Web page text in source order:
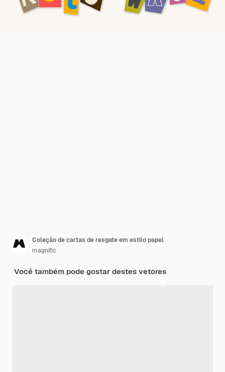
Coleção de cartas de resgate em estilo papel
magnific
Você também pode gostar destes vetores